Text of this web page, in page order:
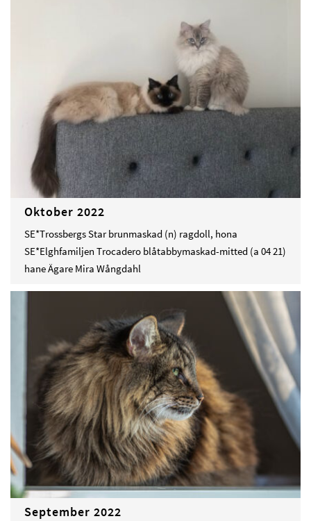
Oktober 2022
SE*Trossbergs Star brunmaskad (n) ragdoll, hona
SE*Elghfamiljen Trocadero blåtabbymaskad-mitted (a 04 21)
hane Ägare Mira Wångdahl
September 2022